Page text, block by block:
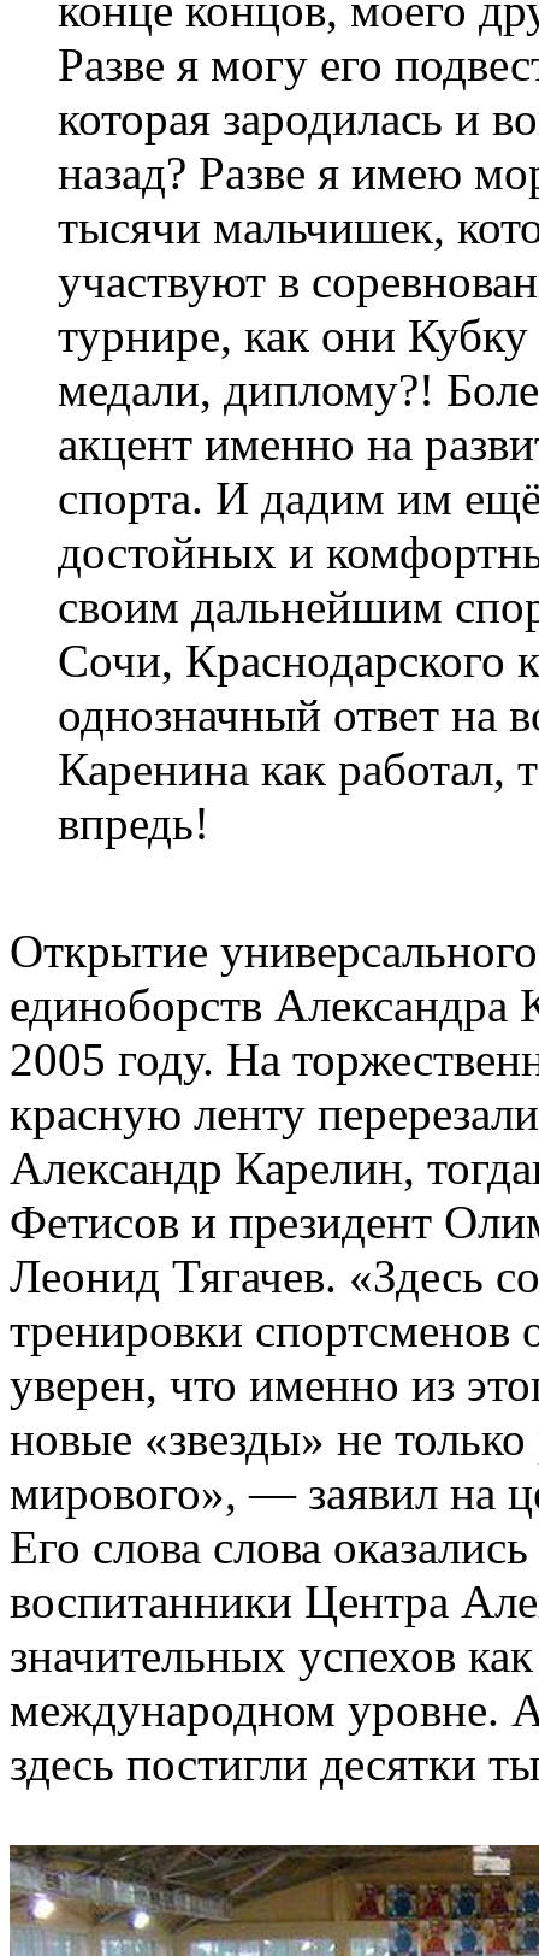
Разве я могу его
которая зародилась и
назад? Разве я имею
тысячи мальчишек,
участвуют в
турнире, как они
медали, диплому?!
акцент именно на
спорта. И дадим им
достойных и
своим дальнейшим
Сочи, Краснодарского
однозначный ответ на
Каренина как работал,
впредь!
Открытие
единоборств Александра
2005 году. На
красную ленту
Александр Карелин,
Фетисов и президент
Леонид Тягачев. «Здесь
тренировки спортсменов
уверен, что именно из
новые «звезды» не
мирового», — заявил на
Его слова слова
воспитанники Центра
значительных успехов
международном уровне.
здесь постигли десятки